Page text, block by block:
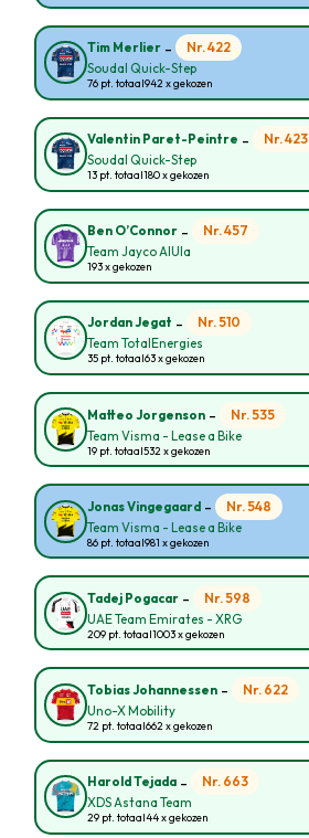
Tim Merlier - Nr. 422
Soudal Quick-Step
76 pt. totaal942 x gekozen
Valentin Paret-Peintre - Nr. 423
Soudal Quick-Step
13 pt. totaal180 x gekozen
Ben O’Connor - Nr. 457
Team Jayco AlUla
193 x gekozen
Jordan Jegat - Nr. 510
Team TotalEnergies
35 pt. totaal63 x gekozen
Matteo Jorgenson - Nr. 535
Team Visma - Lease a Bike
19 pt. totaal532 x gekozen
Jonas Vingegaard - Nr. 548
Team Visma - Lease a Bike
86 pt. totaal981 x gekozen
Tadej Pogacar - Nr. 598
UAE Team Emirates - XRG
209 pt. totaal1003 x gekozen
Tobias Johannessen - Nr. 622
Uno-X Mobility
72 pt. totaal662 x gekozen
Harold Tejada - Nr. 663
XDS Astana Team
29 pt. totaal44 x gekozen